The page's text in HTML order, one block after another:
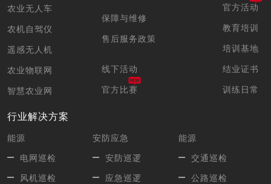
农业无人车
农机自驾仪
遥感无人机
农业物联网
智慧农业网
保障与维修
售后服务政策
线下活动
官方比赛
官方活动
教育培训
培训基地
结业证书
训练日常
行业解决方案
能源
电网巡检
风机巡检
安防应急
安防巡逻
应急巡逻
能源
交通巡检
公路巡检